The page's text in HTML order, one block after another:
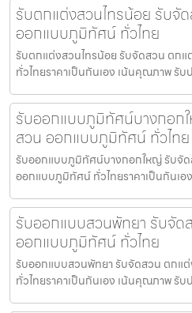
รับตกแต่งสวนไทรน้อย รับจั
ออกแบบภูมิทัศน์ ทั่วไทย
รับตกแต่งสวนไทรน้อย รับจัดสวน ตก
ทั่วไทยราคาเป็นกันเอง เน้นคุณภาพ รั
รับออกแบบภูมิทัศน์บางกอก
สวน ออกแบบภูมิทัศน์ ทั่วไทย
รับออกแบบภูมิทัศน์บางกอกใหญ่ รับจั
ออกแบบภูมิทัศน์ ทั่วไทยราคาเป็นกันเ
รับออกแบบสวนพัทยา รับจัด
ออกแบบภูมิทัศน์ ทั่วไทย
รับออกแบบสวนพัทยา รับจัดสวน ตก
ทั่วไทยราคาเป็นกันเอง เน้นคุณภาพ รั